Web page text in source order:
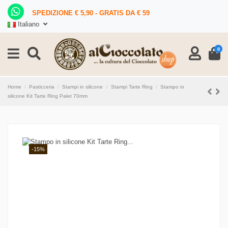
SPEDIZIONE € 5,90 - GRATIS DA € 59
Italiano
0
Home Pasticceria Stampi in silicone Stampi Tarte Ring
Stampo in
silicone Kit Tarte Ring Palet 70mm
-15%